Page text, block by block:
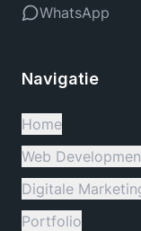
WhatsApp
Navigatie
Home
Web
Digitale
Portfolio